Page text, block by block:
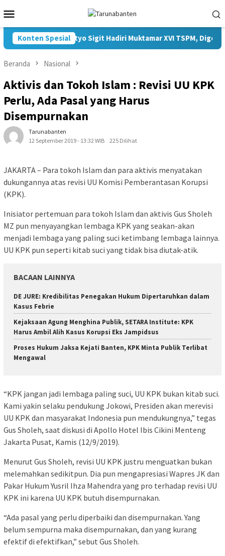
ke
kontenMobile
Konten Spesial
Kapolri Listyo Sigit Hadiri Muktamar XVI TSPM, Digelar
Beranda Nasional
Aktivis dan Tokoh Islam : Revisi UU KPK
Perlu, Ada Pasal yang Harus
Disempurnakan
Tarunabanten
12 September 2019 - 13:32 WIB
225 Dilihat
JAKARTA – Para tokoh Islam dan para aktivis menyatakan
dukungannya atas revisi UU Komisi Pemberantasan Korupsi
(KPK).
Inisiator pertemuan para tokoh Islam dan aktivis Gus Sholeh
MZ pun menyayangkan lembaga KPK yang seakan-akan
menjadi lembaga yang paling suci ketimbang lembaga lainnya.
UU KPK pun seperti kitab suci yang tidak bisa diutak-atik.
BACAAN LAINNYA
DE JURE: Kredibilitas Penegakan Hukum Dipertaruhkan dalam
Kasus Febrie
Kejaksaan Agung Menghina Publik, SETARA Institute: KPK
Harus Ambil Alih Kasus Korupsi Eks Jampidsus
Proses Hukum Jaksa Kejati Banten, KPK Minta Publik Terlibat
Mengawal
“KPK jangan jadi lembaga paling suci, UU KPK bukan kitab suci.
Kami yakin selaku pendukung Jokowi, Presiden akan merevisi
UU KPK dan masyarakat Indonesia pun mendukungnya,” tegas
Gus Sholeh, saat diskusi di Apollo Hotel Ibis Cikini Menteng
Jakarta Pusat, Kamis (12/9/2019).
Menurut Gus Sholeh, revisi UU KPK justru menguatkan bukan
melemahkan sedikitpun. Dia pun mengapresiasi Wapres JK dan
Pakar Hukum Yusril Ihza Mahendra yang pro terhadap revisi UU
KPK ini karena UU KPK butuh disempurnakan.
“Ada pasal yang perlu diperbaiki dan disempurnakan. Yang
belum sempurna maka disempurnakan, dan yang kurang
efektif di efektifkan,” sebut Gus Sholeh.